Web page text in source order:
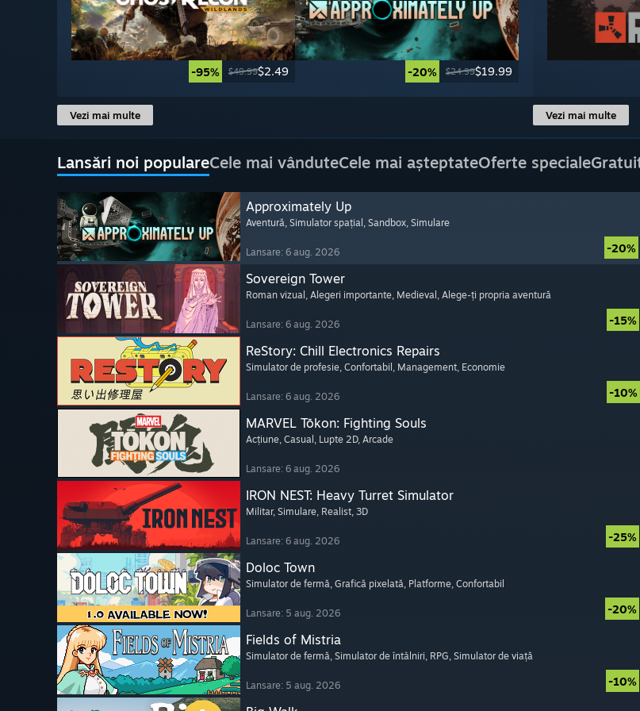
-95% $49.99$2.49 -20% $24.99$19.99
Vezi mai multe Vezi mai multe
Lansări noi populareCele mai vânduteCele mai așteptateOferte speciale
Approximately Up
Aventură, Simulator spațial , Sandbox, Simulare
Lansare: 6 aug. 2026 -20%
Sovereign Tower
Roman vizual , Alegeri importante, Medieval , Alege-ți propria aventură
Lansare: 6 aug. 2026 -15%
ReStory: Chill Electronics Repairs
Simulator de profesie, Confortabil , Management, Economie
Lansare: 6 aug. 2026 -10%
MARVEL Tōkon: Fighting Souls
Acțiune, Casual , Lupte 2D, Arcade
Lansare: 6 aug. 2026
IRON NEST: Heavy Turret Simulator
Militar, Simulare, Realist, 3D
Lansare: 6 aug. 2026 -25%
Doloc Town
Simulator de fermă, Grafică pixelată, Platforme, Confortabil
Lansare: 5 aug. 2026 -20%
Fields of Mistria
Simulator de fermă, Simulator de întâlniri, RPG, Simulator de viață
Lansare: 5 aug. 2026 -10%